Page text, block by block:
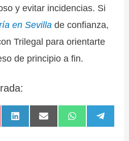
y evitar incidencias. Si
en Sevilla de confianza,
Trilegal para orientarte
de principio a fin.
Compartir
en
L
i
Compartir
en
E
m
Compartir
en
W
h
en
e